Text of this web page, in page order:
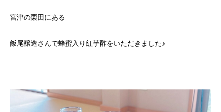
宮津の栗田にある
飯尾醸造さんで蜂蜜入り紅芋酢をいただきました♪